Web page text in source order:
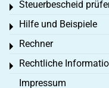
Steuerbescheid
Toggle menu
Hilfe und Beispiele
Toggle menu
Rechner
Toggle menu
Rechtliche
Toggle menu
Impressum